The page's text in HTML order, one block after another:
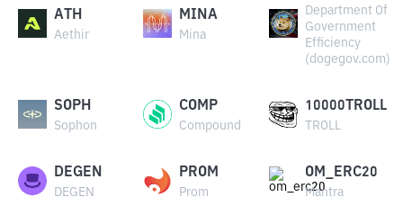
ATH
Aethir
MINA
Mina
Department Of
Government
Efficiency
(dogegov.com)
SOPH
Sophon
COMP
Compound
10000TROLL
TROLL
DEGEN
DEGEN
PROM
Prom
OM_ERC20
Mantra